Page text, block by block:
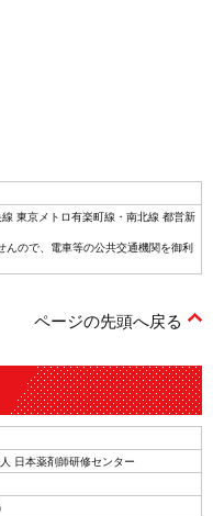
東京メトロ有楽町線・南北線 都営新
んので、電車等の公共交通機関を御利
ページの先頭へ戻る
日本薬剤師研修センター